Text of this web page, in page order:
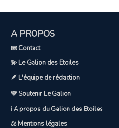
A PROPOS
📧 Contact
💫 Le Galion des Etoiles
🪶 L'équipe de rédaction
💛 Soutenir Le Galion
ℹ️ A propos du Galion des Etoiles
⚖️ Mentions légales